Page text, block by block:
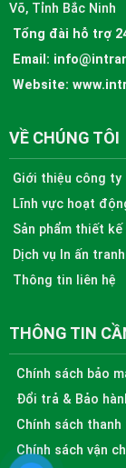
Võ, Tỉnh Bắc Ninh
Tổng đài hỗ trợ
Email:
Website:
VỀ CHÚNG TÔI
Giới thiệu công ty
Lĩnh vực hoạt
Sản phẩm thiết
Dịch vụ In ấn tranh
Thông tin liên hệ
THÔNG TIN
Chính sách bảo
Đổi trả & Bảo
Chính sách thanh
Chính sách vận